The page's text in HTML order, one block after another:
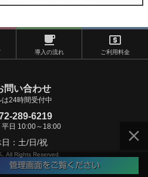
導入の流れ ご利用料金
問い合わせ
は24時間受付中
289-6219
平日 10:00～18:00
日：土/日/祝
. All Rights Reserved.
管理画面をご覧ください
キャスペは簡単操作で高機能！